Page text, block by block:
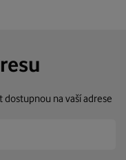
na vaší adrese